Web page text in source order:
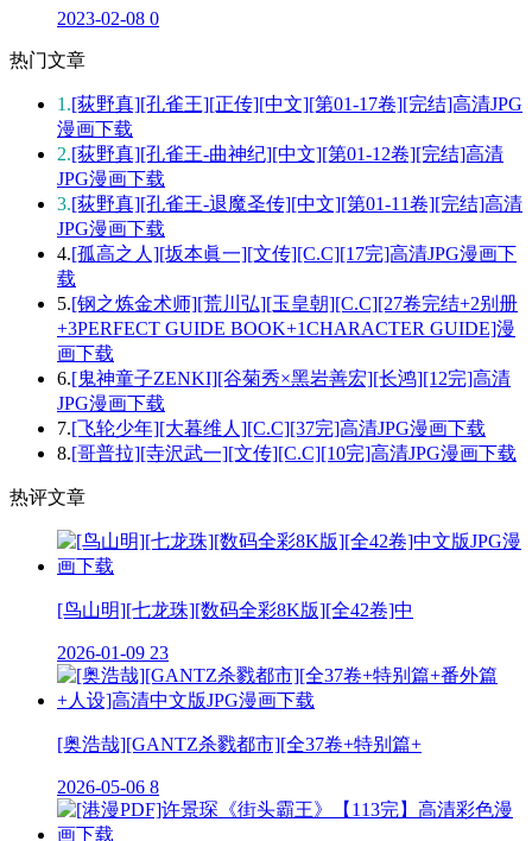
2023-02-08 0
热门文章
1.[荻野真][孔雀王][正传][中文][第01-17卷][完结]高清JPG
漫画下载
2.[荻野真][孔雀王-曲神纪][中文][第01-12卷][完结]高清
JPG漫画下载
3.[荻野真][孔雀王-退魔圣传][中文][第01-11卷][完结]高清
JPG漫画下载
4.[孤高之人][坂本眞一][文传][C.C][17完]高清JPG漫画下
载
5.[钢之炼金术师][荒川弘][玉皇朝][C.C][27卷完结+2别册
+3PERFECT GUIDE BOOK+1CHARACTER GUIDE]漫
画下载
6.[鬼神童子ZENKI][谷菊秀×黑岩善宏][长鸿][12完]高清
JPG漫画下载
7.[飞轮少年][大暮维人][C.C][37完]高清JPG漫画下载
8.[哥普拉][寺沢武一][文传][C.C][10完]高清JPG漫画下载
热评文章
[鸟山明][七龙珠][数码全彩8K版][全42卷]中
2026-01-09 23
[奥浩哉][GANTZ杀戮都市][全37卷+特别篇+
2026-05-06 8